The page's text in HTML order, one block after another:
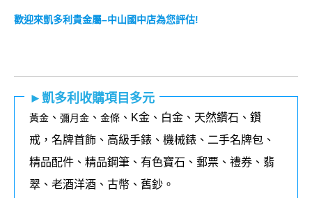
歡迎來凱多利貴金屬–中山國中店為您評估!
►凱多利收購項目多元
黃金 、 彌月金 、 金條 、K金、白金、天然鑽石、鑽
戒，名牌首飾、高級手錶、機械錶、二手名牌包、
精品配件、精品鋼筆、有色寶石、郵票、禮券、翡
翠、老酒洋酒、古幣、舊鈔。